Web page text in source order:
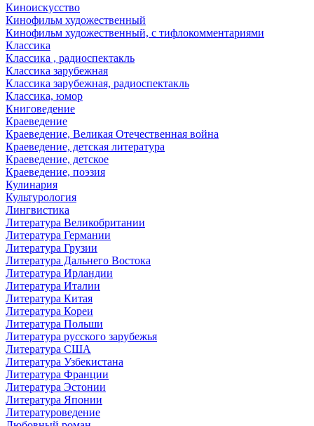
Киноискусство
Кинофильм художественный
Кинофильм художественный, с тифлокомментариями
Классика
Классика , радиоспектакль
Классика зарубежная
Классика зарубежная, радиоспектакль
Классика, юмор
Книговедение
Краеведение
Краеведение, Великая Отечественная война
Краеведение, детская литература
Краеведение, детское
Краеведение, поэзия
Кулинария
Культурология
Лингвистика
Литература Великобритании
Литература Германии
Литература Грузии
Литература Дальнего Востока
Литература Ирландии
Литература Италии
Литература Китая
Литература Кореи
Литература Польши
Литература русского зарубежья
Литература США
Литература Узбекистана
Литература Франции
Литература Эстонии
Литература Японии
Литературоведение